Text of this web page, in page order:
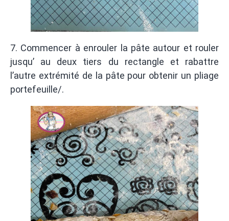
7. Commencer à enrouler la pâte autour et rouler
jusqu’ au deux tiers du rectangle et rabattre
l’autre extrémité de la pâte pour obtenir un pliage
portefeuille/.